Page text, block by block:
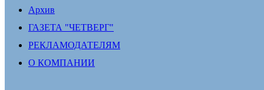
Архив
ГАЗЕТА "ЧЕТВЕРГ"
РЕКЛАМОДАТЕЛЯМ
О КОМПАНИИ